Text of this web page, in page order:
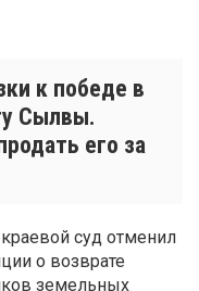
к победе в
Сылвы.
его за
суд отменил
о возврате
земельных